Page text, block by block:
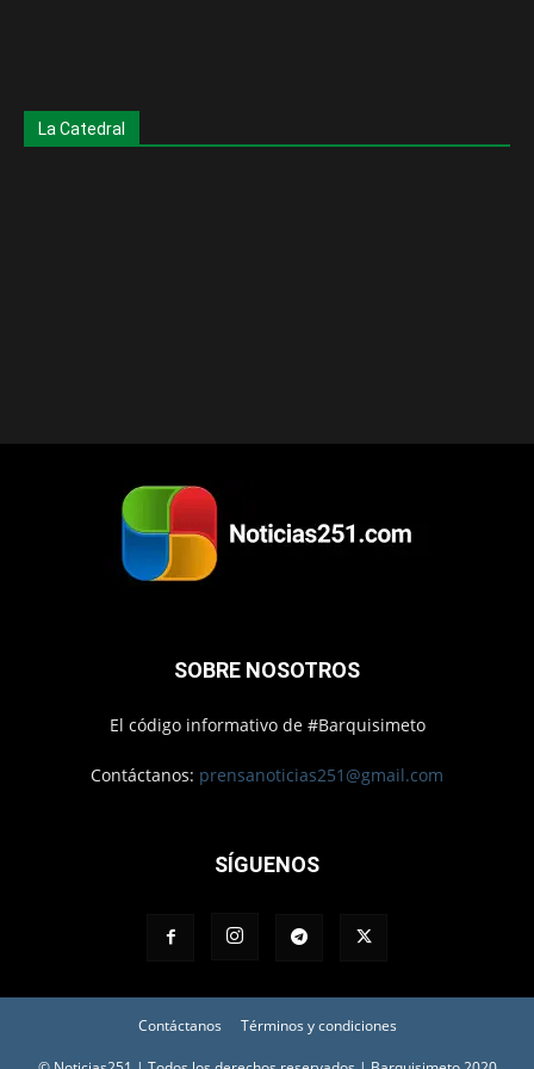
La Catedral
SOBRE NOSOTROS
El código informativo de #Barquisimeto
Contáctanos: prensanoticias251@gmail.com
SÍGUENOS
Contáctanos Términos y condiciones